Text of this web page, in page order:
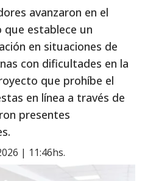
avanzaron en el
establece un
en situaciones de
con dificultades en la
que prohíbe el
en línea a través de
presentes
| 11:46hs.